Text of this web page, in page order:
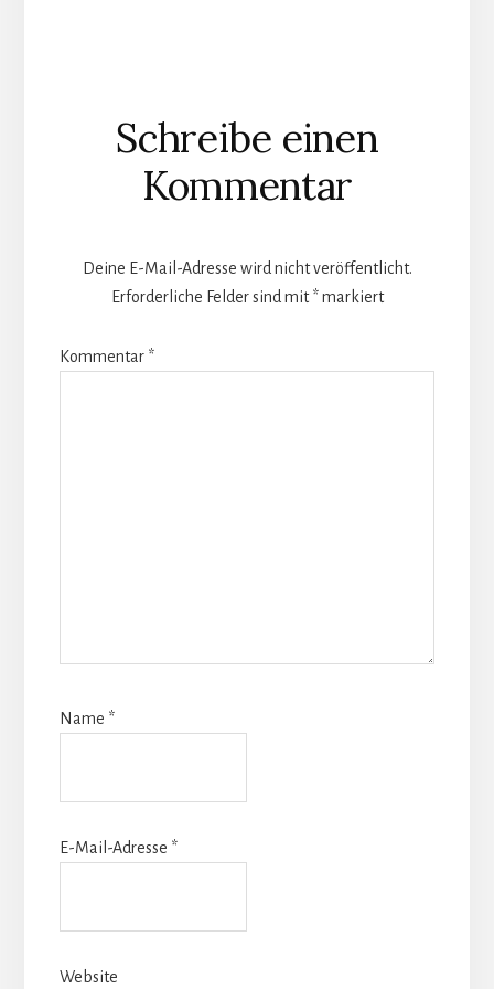
Leser-
Interaktionen
Schreibe einen
Kommentar
Deine E-Mail-Adresse wird nicht veröffentlicht.
Erforderliche Felder sind mit*markiert
Kommentar *
Name *
E-Mail-Adresse *
Website